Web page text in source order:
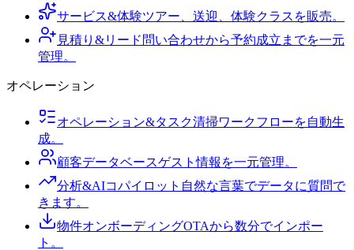
サービス&体験ツアー、送迎、体験クラスを販売。
見積り&リード 問い合わせから予約成立までを一元
管理。
オペレーション
オペレーション&タスク清掃ワークフローを自動生
成。
顧客データベースゲスト情報を一元管理。
分析&AIコパイロット 自然な言葉でデータに質問で
きます。
物件オンボーディングOTAから数分でインポー
ト。